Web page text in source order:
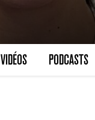
VIDÉOS PODCASTS